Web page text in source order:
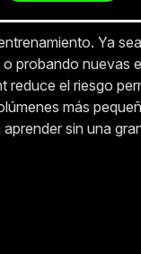
Ya
probando nuevas
reduce el riesgo
más
sin una